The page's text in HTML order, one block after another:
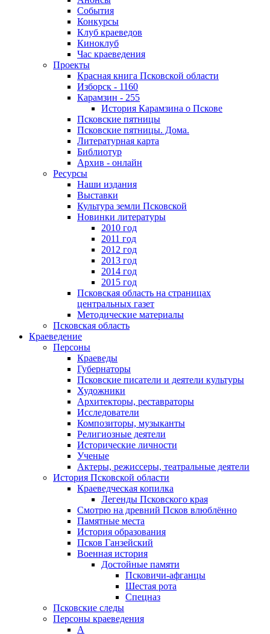
События
Конкурсы
Клуб краеведов
Киноклуб
Час краеведения
Проекты
Красная книга Псковской области
Изборск - 1160
Карамзин - 255
История Карамзина о Пскове
Псковские пятницы
Псковские пятницы. Дома.
Литературная карта
Библиотур
Архив - онлайн
Ресурсы
Наши издания
Выставки
Культура земли Псковской
Новинки литературы
2010 год
2011 год
2012 год
2013 год
2014 год
2015 год
Псковская область на страницах
центральных газет
Методические материалы
Псковская область
Краеведение
Персоны
Краеведы
Губернаторы
Псковские писатели и деятели культуры
Художники
Архитекторы, реставраторы
Исследователи
Композиторы, музыканты
Религиозные деятели
Исторические личности
Ученые
Актеры, режиссеры, театральные деятели
История Псковской области
Краеведческая копилка
Легенды Псковского края
Смотрю на древний Псков влюблённо
Памятные места
История образования
Псков Ганзейский
Военная история
Достойные памяти
Псковичи-афганцы
Шестая рота
Спецназ
Псковские следы
Персоны краеведения
А